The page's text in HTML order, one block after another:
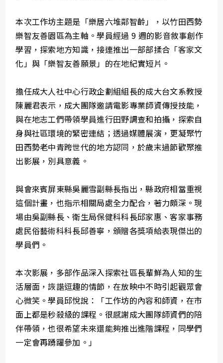
本次工作坊主題是「樂居六堆鄰智齡」，以竹田西勢
樂智友善園區為主軸。學員經過 9 週的影音敘事創作
學習，探索地方知識，接連推出一部部揉合「客家文
化」與「樂智友善願景」的在地紀實短片。
擔任成大人社中心行政企劃組組長的成大台文系教授
陳麗君表示，成大團隊邀請電影專業師資傳授技能，
與在地志工們帶領學員進行田野調查和拍攝，探索自
身與社區環境的緊密連結；透過媒體展演，更凝聚竹
田西勢老中青跨世代的地方認同，於歲末過節歡聚推
出影展，別具意義。
與會來賓屏東縣吳麗雪副縣長指出，縣政府相當重視
這個計畫，也指示相關局處全力配合，著力頗深。現
場由吳副縣長、衛生局保健科科長邱家惠、客家事務
處民俗藝術科科長邱善寧，頒贈各獎項給表現傑出的
學員們。
本次影展，多部作品深入探索社區長輩鮮為人知的生
活層面，詼諧逗趣的情節，在放映中不時引起觀眾會
心微笑。學員邱悅說：「工作坊的內容和師資，在市
面上都是秒殺級的課程。很感謝成大團隊師資們的陪
伴帶領，也很希望未來還能夠推出進階課程，同學們
一定會再踴躍參加。」